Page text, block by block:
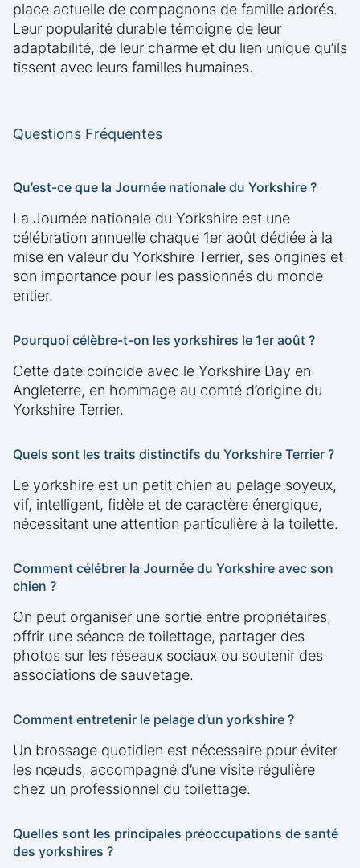
place actuelle de compagnons de famille adorés.
Leur popularité durable témoigne de leur
adaptabilité, de leur charme et du lien unique qu’ils
tissent avec leurs familles humaines.
Questions Fréquentes
Qu’est-ce que la Journée nationale du Yorkshire ?
La Journée nationale du Yorkshire est une
célébration annuelle chaque 1er août dédiée à la
mise en valeur du Yorkshire Terrier, ses origines et
son importance pour les passionnés du monde
entier.
Pourquoi célèbre-t-on les yorkshires le 1er août ?
Cette date coïncide avec le Yorkshire Day en
Angleterre, en hommage au comté d’origine du
Yorkshire Terrier.
Quels sont les traits distinctifs du Yorkshire Terrier ?
Le yorkshire est un petit chien au pelage soyeux,
vif, intelligent, fidèle et de caractère énergique,
nécessitant une attention particulière à la toilette.
Comment célébrer la Journée du Yorkshire avec son
chien ?
On peut organiser une sortie entre propriétaires,
offrir une séance de toilettage, partager des
photos sur les réseaux sociaux ou soutenir des
associations de sauvetage.
Comment entretenir le pelage d’un yorkshire ?
Un brossage quotidien est nécessaire pour éviter
les nœuds, accompagné d’une visite régulière
chez un professionnel du toilettage.
Quelles sont les principales préoccupations de santé
des yorkshires ?